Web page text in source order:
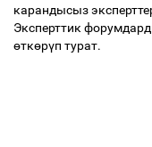
карандысыз
Эксперттик
өткөрүп турат.